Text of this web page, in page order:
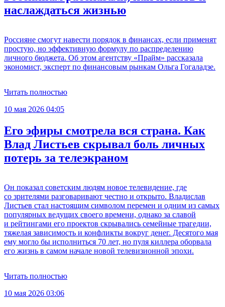
наслаждаться жизнью
Россияне смогут навести порядок в финансах, если применят
простую, но эффективную формулу по распределению
личного бюджета. Об этом агентству «Прайм» рассказала
экономист, эксперт по финансовым рынкам Ольга Гогаладзе.
Читать полностью
10 мая 2026 04:05
Его эфиры смотрела вся страна. Как
Влад Листьев скрывал боль личных
потерь за телеэкраном
Он показал советским людям новое телевидение, где
со зрителями разговаривают честно и открыто. Владислав
Листьев стал настоящим символом перемен и одним из самых
популярных ведущих своего времени, однако за славой
и рейтингами его проектов скрывались семейные трагедии,
тяжелая зависимость и конфликты вокруг денег. Десятого мая
ему могло бы исполниться 70 лет, но пуля киллера оборвала
его жизнь в самом начале новой телевизионной эпохи.
Читать полностью
10 мая 2026 03:06